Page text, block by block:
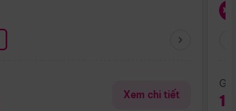
Xem chi tiết